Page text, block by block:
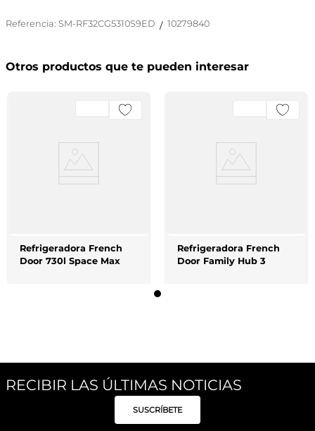
Referencia: SM-RF32CG5310S9ED / 10279840
Otros productos que te pueden interesar
Refrigeradora French
Door 730l Space Max
Refrigeradora French
Door Family Hub 3
RECIBIR LAS ÚLTIMAS NOTICIAS
SUSCRÍBETE